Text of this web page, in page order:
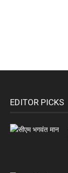
EDITOR PICKS